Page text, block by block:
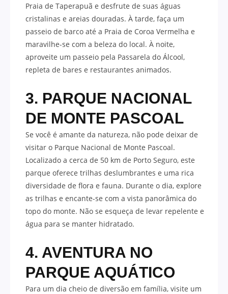
Praia de Taperapuã e desfrute de suas águas
cristalinas e areias douradas. À tarde, faça um
passeio de barco até a Praia de Coroa Vermelha e
maravilhe-se com a beleza do local. À noite,
aproveite um passeio pela Passarela do Álcool,
repleta de bares e restaurantes animados.
3. PARQUE NACIONAL
DE MONTE PASCOAL
Se você é amante da natureza, não pode deixar de
visitar o Parque Nacional de Monte Pascoal.
Localizado a cerca de 50 km de Porto Seguro, este
parque oferece trilhas deslumbrantes e uma rica
diversidade de flora e fauna. Durante o dia, explore
as trilhas e encante-se com a vista panorâmica do
topo do monte. Não se esqueça de levar repelente e
água para se manter hidratado.
4. AVENTURA NO
PARQUE AQUÁTICO
Para um dia cheio de diversão em família, visite um